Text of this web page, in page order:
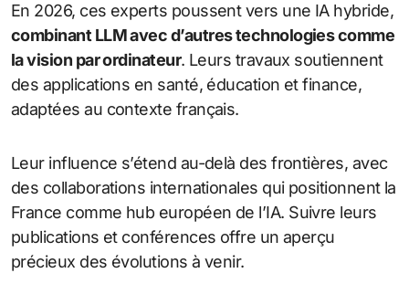
En 2026, ces experts poussent vers une IA hybride,
combinant LLM avec d’autres technologies comme
la vision par ordinateur. Leurs travaux soutiennent
des applications en santé, éducation et finance,
adaptées au contexte français.
Leur influence s’étend au-delà des frontières, avec
des collaborations internationales qui positionnent la
France comme hub européen de l’IA. Suivre leurs
publications et conférences offre un aperçu
précieux des évolutions à venir.